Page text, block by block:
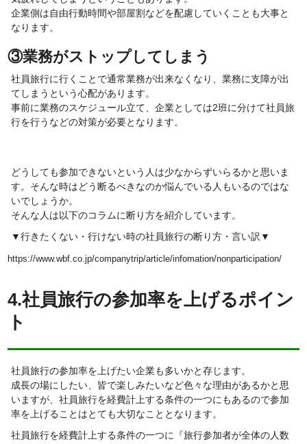
企業側は自由行動時間や部屋割などを配慮していくことも大事と
なります。
③業務がストップしてしまう
社員旅行に行くことで通常業務が出来なくなり、業務に支障が出
てしまうという心配があります。
事前に業務のスケジュール立て、企業としては2班に分けて社員旅
行を行うなどの対策が必要となります。
どうしても参加できないという人は少なからずいらるかと思いま
す。そんな時はどう断るべきなのか悩んでいる人もいるのではな
いでしょうか。
そんな人は以下のコラムに断り方を紹介しています。
▼行きたくない・行けない時の社員旅行の断り方・言い訳▼
https://www.wbf.co.jp/companytrip/article/infomation/nonparticipation/
4.社員旅行の参加率を上げるポイン
ト
社員旅行の参加率を上げたい企業も多いかと存じます。
成長の場にしたい、皆で楽しみたいなど色々な理由があるかと思
いますが、社員旅行を経費計上する条件の一つにもあるので参加
率を上げることはとても大切なこととなります。
社員旅行を経費計上する条件の一つに『旅行参加者が全体の人数